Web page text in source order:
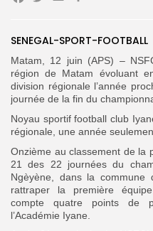
Search
for:
FR
SENEGAL-SPORT-FOOTBALL
Matam, 12 juin (APS) –
région de Matam évoluant
division régionale l’année
journée de la fin du
Noyau sportif football club
régionale, une année
Onzième au classement de la
21 des 22 journées du
Ngèyène, dans la
rattraper la première
compte quatre points de
l’Académie Iyane.